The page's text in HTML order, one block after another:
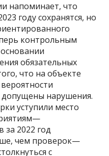
напоминает, что
году сохранятся, но
контрольным
обязательных
что на объекте
нарушения.
уступили место
за 2022 год
чем проверок—
с